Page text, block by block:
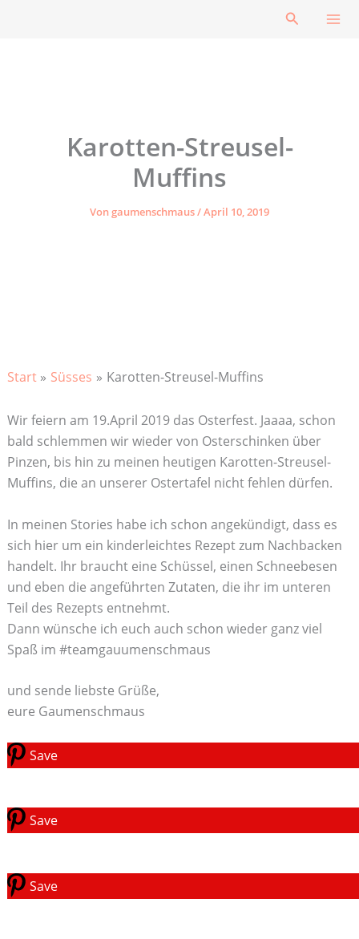
Suchen
Karotten-Streusel-
Muffins
Vongaumenschmaus/April 10, 2019
Start Süsses Karotten-Streusel-Muffins
Wir feiern am 19.April 2019 das Osterfest. Jaaaa, schon
bald schlemmen wir wieder von Osterschinken über
Pinzen, bis hin zu meinen heutigen Karotten-Streusel-
Muffins, die an unserer Ostertafel nicht fehlen dürfen.
In meinen Stories habe ich schon angekündigt, dass es
sich hier um ein kinderleichtes Rezept zum Nachbacken
handelt. Ihr braucht eine Schüssel, einen Schneebesen
und eben die angeführten Zutaten, die ihr im unteren
Teil des Rezepts entnehmt.
Dann wünsche ich euch auch schon wieder ganz viel
Spaß im #teamgauumenschmaus
und sende liebste Grüße,
eure Gaumenschmaus
Save
Save
Save